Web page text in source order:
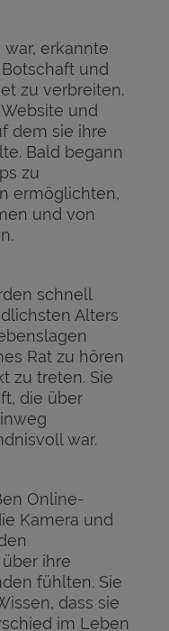
erkannte
und
zu verbreiten.
und
dem sie ihre
Bald begann
zu
ermöglichten,
und von
schnell
Alters
Rat zu hören
zu treten. Sie
die über
war.
Online-
Kamera und
ihre
fühlten. Sie
dass sie
im Leben